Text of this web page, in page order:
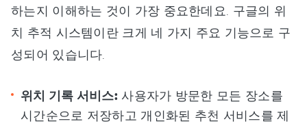
하는지 이해하는 것이 가장 중요한데요. 구글의 위
치 추적 시스템이란 크게 네 가지 주요 기능으로 구
성되어 있습니다.
위치 기록 서비스: 사용자가 방문한 모든 장소를
시간순으로 저장하고 개인화된 추천 서비스를 제